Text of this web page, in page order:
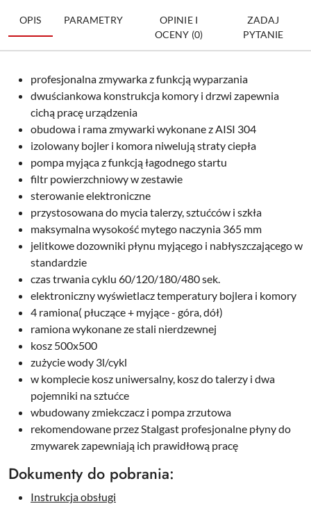
OPIS PARAMETRY
OPINIE I
OCENY (0)
ZADAJ
PYTANIE
profesjonalna zmywarka z funkcją wyparzania
dwuściankowa konstrukcja komory i drzwi zapewnia
cichą pracę urządzenia
obudowa i rama zmywarki wykonane z AISI 304
izolowany bojler i komora niwelują straty ciepła
pompa myjąca z funkcją łagodnego startu
filtr powierzchniowy w zestawie
sterowanie elektroniczne
przystosowana do mycia talerzy, sztućców i szkła
maksymalna wysokość mytego naczynia 365 mm
jelitkowe dozowniki płynu myjącego i nabłyszczającego w
standardzie
czas trwania cyklu 60/120/180/480 sek.
elektroniczny wyświetlacz temperatury bojlera i komory
4 ramiona( płuczące + myjące - góra, dół)
ramiona wykonane ze stali nierdzewnej
kosz 500x500
zużycie wody 3l/cykl
w komplecie kosz uniwersalny, kosz do talerzy i dwa
pojemniki na sztućce
wbudowany zmiekczacz i pompa zrzutowa
rekomendowane przez Stalgast profesjonalne płyny do
zmywarek zapewniają ich prawidłową pracę
Dokumenty do pobrania:
Instrukcja obsługi